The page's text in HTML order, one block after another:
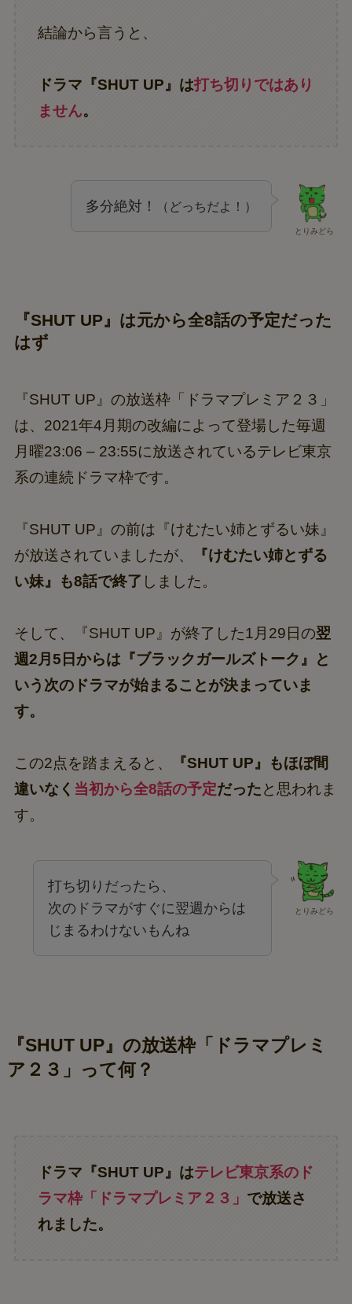
結論から言うと、
ドラマ『SHUT UP』は打ち切りではあり
ません。
とりみどら
多分絶対！ （どっちだよ！）
『SHUT UP』は元から全8話の予定だった
はず
『SHUT UP』の放送枠「ドラマプレミア２３」
は、2021年4月期の改編によって登場した毎週
月曜23:06 – 23:55に放送されているテレビ東京
系の連続ドラマ枠です。
『SHUT UP』の前は『けむたい姉とずるい妹』
が放送されていましたが、
『けむたい姉とずる
い妹』も8話で終了 しました。
そして、『SHUT UP』が終了した1月29日の翌
週2月5日からは『ブラックガールズトーク』と
いう次のドラマが始まることが決まっていま
す。
この2点を踏まえると、
『SHUT UP』もほぼ間
違いなく 当初から全8話の予定だったと思われま
す。
とりみどら
打ち切りだったら、
次のドラマがすぐに翌週からは
じまるわけないもんね
『SHUT UP』の放送枠「ドラマプレミ
ア２３」って何？
ドラマ『SHUT UP』はテレビ東京系のド
ラマ枠「ドラマプレミア２３」 で放送さ
れました。